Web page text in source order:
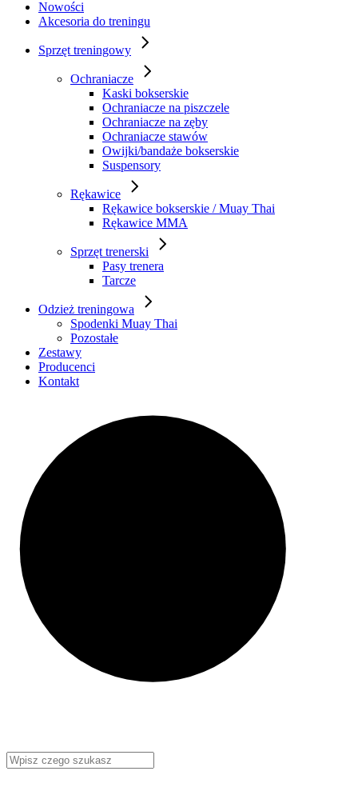
Nowości
Akcesoria do treningu
Sprzęt treningowy
Ochraniacze
Kaski bokserskie
Ochraniacze na piszczele
Ochraniacze na zęby
Ochraniacze stawów
Owijki/bandaże bokserskie
Suspensory
Rękawice
Rękawice bokserskie / Muay Thai
Rękawice MMA
Sprzęt trenerski
Pasy trenera
Tarcze
Odzież treningowa
Spodenki Muay Thai
Pozostałe
Zestawy
Producenci
Kontakt